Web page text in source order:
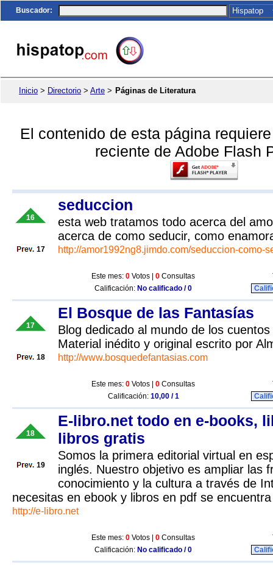
Buscador:
Inicio > Directorio > Arte > Páginas de Literatura
El contenido de esta página
reciente de Adobe Flash
16
17
seduccion
esta web tratamos todo acerca del
acerca de como seducir, como
http://amor1992ng8.jimdo.com/seduccion-como-
Este mes: 0 Votos | 0 Consultas
Calificación: No calificado / 0
17
18
El Bosque de las Fantasías
Blog dedicado al mundo de los
Material inédito y original escrito por
http://www.bosquedefantasias.com
Este mes: 0 Votos | 0 Consultas
Calificación: 10,00 / 1
18
19
E-libro.net todo en e-books,
libros gratis
Somos la primera editorial virtual en
inglés. Nuestro objetivo es ampliar las
conocimiento y la cultura a través de
necesitas en ebook y libros en pdf se
http://e-libro.net
Este mes: 0 Votos | 0 Consultas
Calificación: No calificado / 0